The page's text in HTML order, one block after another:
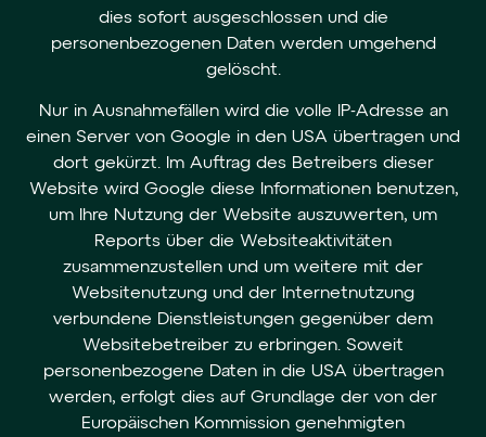
dies sofort ausgeschlossen und die
personenbezogenen Daten werden umgehend
gelöscht.
Nur in Ausnahmefällen wird die volle IP-Adresse an
einen Server von Google in den USA übertragen und
dort gekürzt. Im Auftrag des Betreibers dieser
Website wird Google diese Informationen benutzen,
um Ihre Nutzung der Website auszuwerten, um
Reports über die Websiteaktivitäten
zusammenzustellen und um weitere mit der
Websitenutzung und der Internetnutzung
verbundene Dienstleistungen gegenüber dem
Websitebetreiber zu erbringen. Soweit
personenbezogene Daten in die USA übertragen
werden, erfolgt dies auf Grundlage der von der
Europäischen Kommission genehmigten